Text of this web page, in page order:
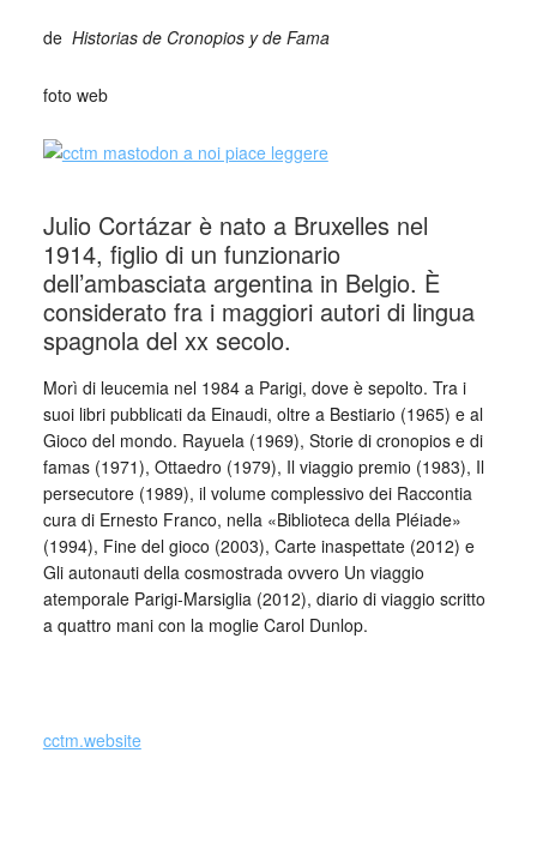
de Historias de Cronopios y de Fama
foto web
Julio Cortázar è nato a Bruxelles nel
1914, figlio di un funzionario
dell’ambasciata argentina in Belgio. È
considerato fra i maggiori autori di lingua
spagnola del xx secolo.
Morì di leucemia nel 1984 a Parigi, dove è sepolto. Tra i
suoi libri pubblicati da Einaudi, oltre a Bestiario (1965) e al
Gioco del mondo. Rayuela (1969), Storie di cronopios e di
famas (1971), Ottaedro (1979), Il viaggio premio (1983), Il
persecutore (1989), il volume complessivo dei Raccontia
cura di Ernesto Franco, nella «Biblioteca della Pléiade»
(1994), Fine del gioco (2003), Carte inaspettate (2012) e
Gli autonauti della cosmostrada ovvero Un viaggio
atemporale Parigi-Marsiglia (2012), diario di viaggio scritto
a quattro mani con la moglie Carol Dunlop.
cctm.website